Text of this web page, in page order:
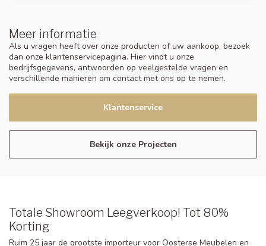
Meer informatie
Als u vragen heeft over onze producten of uw aankoop, bezoek
dan onze klantenservicepagina. Hier vindt u onze
bedrijfsgegevens, antwoorden op veelgestelde vragen en
verschillende manieren om contact met ons op te nemen.
Klantenservice
Bekijk onze Projecten
Totale Showroom Leegverkoop! Tot 80%
Korting
Ruim 25 jaar de grootste importeur voor Oosterse Meubelen en